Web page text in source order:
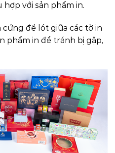
với sản phẩm in.
để lót giữa các tờ in
phẩm in để tránh bị gập,